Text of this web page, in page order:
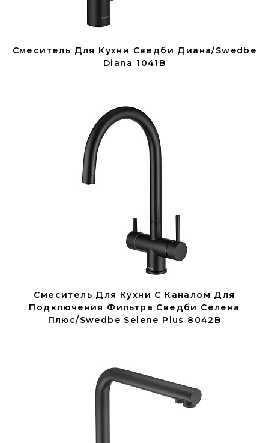
Смеситель Для Кухни Сведби Диана/Swedbe
Diana 1041B
Смеситель Для Кухни С Каналом Для
Подключения Фильтра Сведби Селена
Плюс/Swedbe Selene Plus 8042B